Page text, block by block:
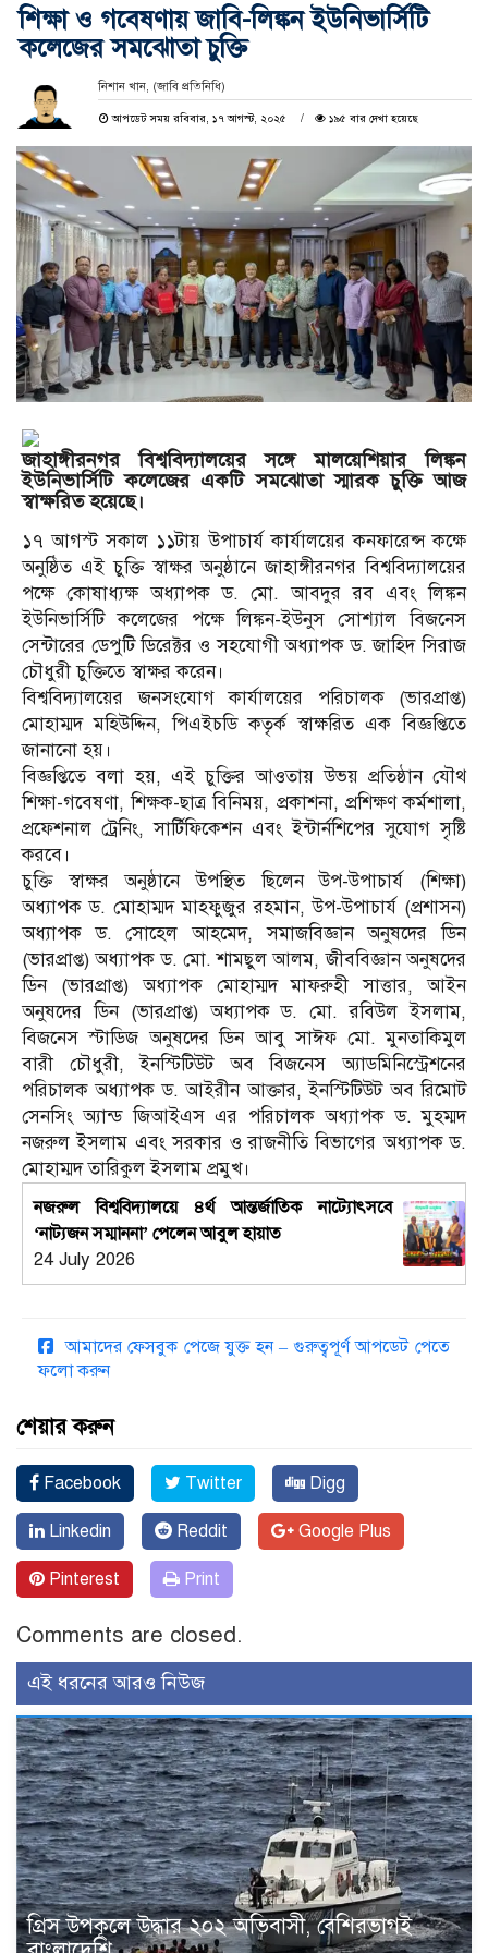
শিক্ষা ও গবেষণায় জাবি-লিঙ্কন ইউনিভার্সিটি
কলেজের সমঝোতা চুক্তি
নিশান খান, (জাবি প্রতিনিধি)
আপডেট সময় রবিবার, ১৭ আগস্ট, ২০২৫ ১৯৫ বার দেখা হয়েছে
জাহাঙ্গীরনগর বিশ্ববিদ্যালয়ের সঙ্গে মালয়েশিয়ার লিঙ্কন
ইউনিভার্সিটি কলেজের একটি সমঝোতা স্মারক চুক্তি আজ
স্বাক্ষরিত হয়েছে।
১৭ আগস্ট সকাল ১১টায় উপাচার্য কার্যালয়ের কনফারেন্স কক্ষে
অনুষ্ঠিত এই চুক্তি স্বাক্ষর অনুষ্ঠানে জাহাঙ্গীরনগর বিশ্ববিদ্যালয়ের
পক্ষে কোষাধ্যক্ষ অধ্যাপক ড. মো. আবদুর রব এবং লিঙ্কন
ইউনিভার্সিটি কলেজের পক্ষে লিঙ্কন-ইউনুস সোশ্যাল বিজনেস
সেন্টারের ডেপুটি ডিরেক্টর ও সহযোগী অধ্যাপক ড. জাহিদ সিরাজ
চৌধুরী চুক্তিতে স্বাক্ষর করেন।
বিশ্ববিদ্যালয়ের জনসংযোগ কার্যালয়ের পরিচালক (ভারপ্রাপ্ত)
মোহাম্মদ মহিউদ্দিন, পিএইচডি কতৃর্ক স্বাক্ষরিত এক বিজ্ঞপ্তিতে
জানানো হয়।
বিজ্ঞপ্তিতে বলা হয়, এই চুক্তির আওতায় উভয় প্রতিষ্ঠান যৌথ
শিক্ষা-গবেষণা, শিক্ষক-ছাত্র বিনিময়, প্রকাশনা, প্রশিক্ষণ কর্মশালা,
প্রফেশনাল ট্রেনিং, সার্টিফিকেশন এবং ইন্টার্নশিপের সুযোগ সৃষ্টি
করবে।
চুক্তি স্বাক্ষর অনুষ্ঠানে উপস্থিত ছিলেন উপ-উপাচার্য (শিক্ষা)
অধ্যাপক ড. মোহাম্মদ মাহফুজুর রহমান, উপ-উপাচার্য (প্রশাসন)
অধ্যাপক ড. সোহেল আহমেদ, সমাজবিজ্ঞান অনুষদের ডিন
(ভারপ্রাপ্ত) অধ্যাপক ড. মো. শামছুল আলম, জীববিজ্ঞান অনুষদের
ডিন (ভারপ্রাপ্ত) অধ্যাপক মোহাম্মদ মাফরুহী সাত্তার, আইন
অনুষদের ডিন (ভারপ্রাপ্ত) অধ্যাপক ড. মো. রবিউল ইসলাম,
বিজনেস স্টাডিজ অনুষদের ডিন আবু সাঈফ মো. মুনতাকিমুল
বারী চৌধুরী, ইনস্টিটিউট অব বিজনেস অ্যাডমিনিস্ট্রেশনের
পরিচালক অধ্যাপক ড. আইরীন আক্তার, ইনস্টিটিউট অব রিমোট
সেনসিং অ্যান্ড জিআইএস এর পরিচালক অধ্যাপক ড. মুহম্মদ
নজরুল ইসলাম এবং সরকার ও রাজনীতি বিভাগের অধ্যাপক ড.
মোহাম্মদ তারিকুল ইসলাম প্রমুখ।
নজরুল বিশ্ববিদ্যালয়ে ৪র্থ আন্তর্জাতিক নাট্যোৎসবে
‘নাট্যজন সম্মাননা’ পেলেন আবুল হায়াত
24 July 2026
আমাদের ফেসবুক পেজে যুক্ত হন – গুরুত্বপূর্ণ আপডেট পেতে
ফলো করুন
শেয়ার করুন
Facebook Twitter Digg
Linkedin Reddit Google Plus
Pinterest Print
Comments are closed.
এই ধরনের আরও নিউজ
গ্রিস উপকূলে উদ্ধার ২০২ অভিবাসী, বেশিরভাগই